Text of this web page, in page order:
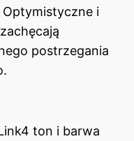
i
postrzegania
ton i barwa